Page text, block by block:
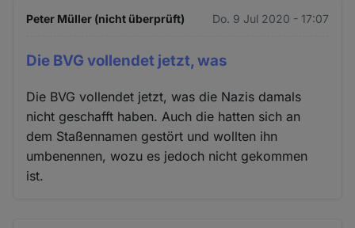
Peter Müller (nicht überprüft) Do. 9 Jul 2020 - 17:07
Die BVG vollendet jetzt, was
Die BVG vollendet jetzt, was die Nazis damals
nicht geschafft haben. Auch die hatten sich an
dem Staßennamen gestört und wollten ihn
umbenennen, wozu es jedoch nicht gekommen
ist.